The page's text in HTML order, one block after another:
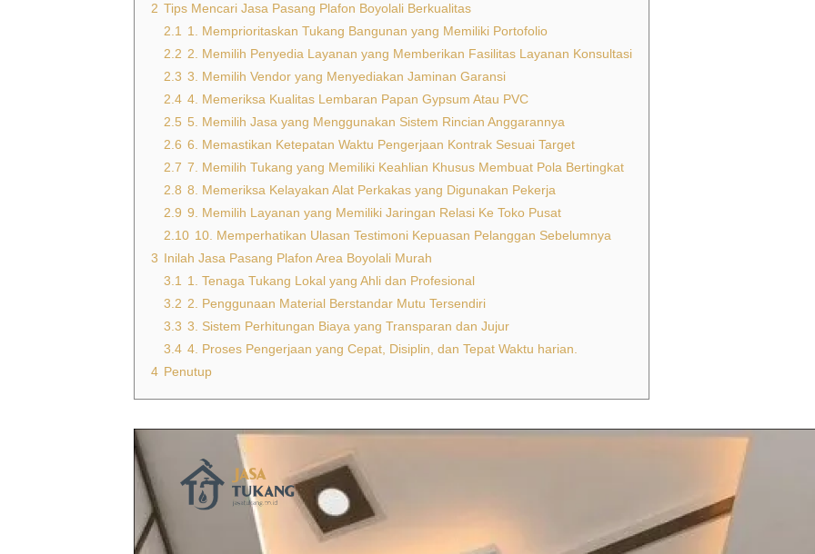
2 Tips Mencari Jasa Pasang Plafon Boyolali Berkualitas
2.1
1. Memprioritaskan Tukang Bangunan yang Memiliki Portofolio
2.2 2. Memilih Penyedia Layanan yang Memberikan Fasilitas Layanan Konsultasi
2.3 3. Memilih Vendor yang Menyediakan Jaminan Garansi
2.4 4. Memeriksa Kualitas Lembaran Papan Gypsum Atau PVC
2.5 5. Memilih Jasa yang Menggunakan Sistem Rincian Anggarannya
2.6 6. Memastikan Ketepatan Waktu Pengerjaan Kontrak Sesuai Target
2.7 7. Memilih Tukang yang Memiliki Keahlian Khusus Membuat Pola Bertingkat
2.8 8. Memeriksa Kelayakan Alat Perkakas yang Digunakan Pekerja
2.9 9. Memilih Layanan yang Memiliki Jaringan Relasi Ke Toko Pusat
2.10 10. Memperhatikan Ulasan Testimoni Kepuasan Pelanggan Sebelumnya
3 Inilah Jasa Pasang Plafon Area Boyolali Murah
3.1
1. Tenaga Tukang Lokal yang Ahli dan Profesional
3.2 2. Penggunaan Material Berstandar Mutu Tersendiri
3.3 3. Sistem Perhitungan Biaya yang Transparan dan Jujur
3.4 4. Proses Pengerjaan yang Cepat, Disiplin, dan Tepat Waktu harian.
4 Penutup